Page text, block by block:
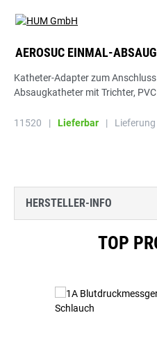
AEROSUC EINMAL-
Katheter-Adapter zum
Absaugkatheter mit Trichter, PVC
11520 | Lieferbar |
HERSTELLER-INFO
TOP